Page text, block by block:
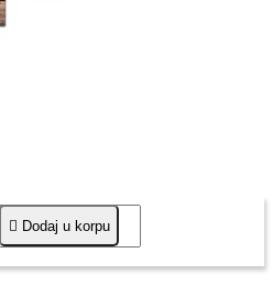
 Dodaj u korpu